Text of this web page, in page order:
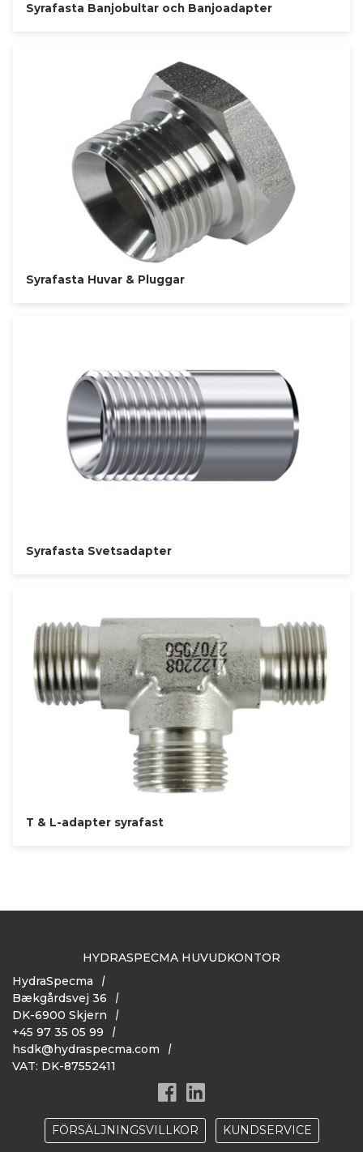
Syrafasta Banjobultar och Banjoadapter
Syrafasta Huvar & Pluggar
Syrafasta Svetsadapter
T & L-adapter syrafast
HYDRASPECMA HUVUDKONTOR
HydraSpecma
Bækgårdsvej 36
DK-6900 Skjern
+45 97 35 05 99
hsdk@hydraspecma.com
VAT: DK-87552411
FÖRSÄLJNINGSVILLKOR KUNDSERVICE